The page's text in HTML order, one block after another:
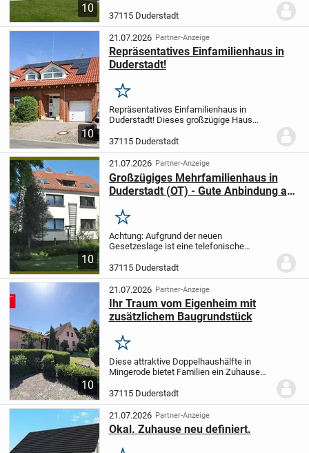
10
Wohnfläche zur Verfügung, die vielseitig
37115 Duderstadt
10
21.07.2026 Partner-Anzeige
Repräsentatives Einfamilienhaus in
Duderstadt!
Merken
Repräsentatives Einfamilienhaus in
Duderstadt! Dieses großzügige Haus
Wohnbereich samt Kamin, schöner
Einbauküche mit Kochinsel sowie einem
großzügigen Terrassenbereich....
37115 Duderstadt
10
21.07.2026 Partner-Anzeige
Großzügiges Mehrfamilienhaus in
Duderstadt (OT) - Gute Anbindung an
Pferdeställen - Pferdehaltung
genehmigt
Merken
Achtung: Aufgrund der neuen
Gesetzeslage ist eine telefonische
Bitte nehmen Sie über
Immonet/Immowelt Kontakt mit uns auf
(Anfrage senden)! Weitere
Informationen/...
37115 Duderstadt
10
21.07.2026 Partner-Anzeige
Ihr Traum vom Eigenheim mit
zusätzlichem Baugrundstück
Merken
Diese attraktive Doppelhaushälfte in
Mingerode bietet Familien ein Zuhause
Außenbereich und außergewöhnlichem
Entwicklungspotenzial. Neben dem
Hausgrundstück wird ein...
37115 Duderstadt
21.07.2026 Partner-Anzeige
Okal. Zuhause neu definiert.